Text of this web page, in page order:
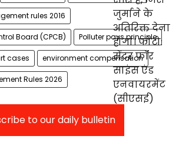
rules 2016
Board (CPCB) Polluter pays principle
cases environment compensation
Rules 2026
to our daily bulletin